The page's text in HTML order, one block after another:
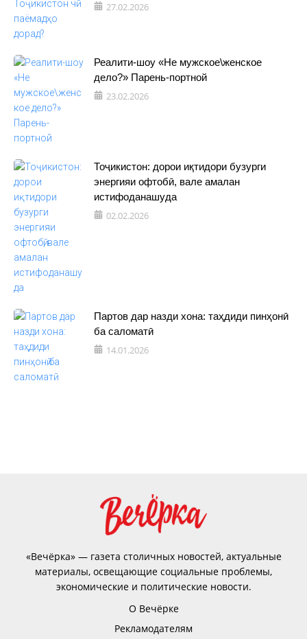
27.02.2026
Реалити-шоу «Не мужское\женское
дело?» Парень-портной
23.02.2026
Тоҷикистон: дорои иқтидори бузурги
энергияи офтобӣ, вале амалан
истифоданашуда
02.02.2026
Партов дар назди хона: таҳдиди пинҳонӣ
ба саломатӣ
14.01.2026
«Вечёрка» — газета столичных новостей, актуальные
материалы, освещающие социальные проблемы,
экономические и политические новости.
О Вечёрке
Рекламодателям